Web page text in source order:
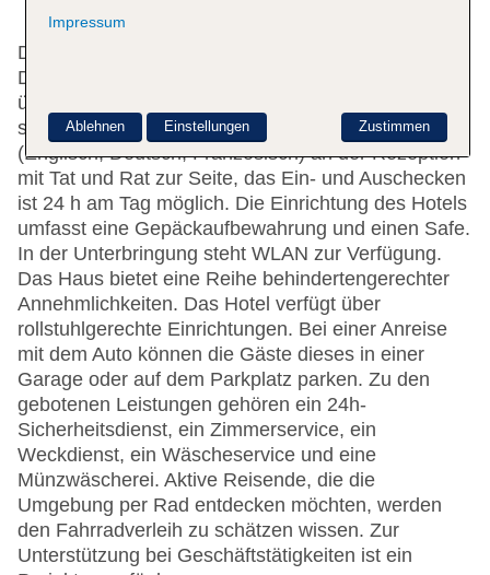
Die 14 Suiten, die 37 Einzel- und die 38
Doppelzimmer verteilen sich auf 6 Etagen und sind
über einen Aufzug erreichbar. Rund um die Uhr
steht den Gästen mehrsprachiges Personal
(Englisch, Deutsch, Französisch) an der Rezeption
mit Tat und Rat zur Seite, das Ein- und Auschecken
ist 24 h am Tag möglich. Die Einrichtung des Hotels
umfasst eine Gepäckaufbewahrung und einen Safe.
In der Unterbringung steht WLAN zur Verfügung.
Das Haus bietet eine Reihe behindertengerechter
Annehmlichkeiten. Das Hotel verfügt über
rollstuhlgerechte Einrichtungen. Bei einer Anreise
mit dem Auto können die Gäste dieses in einer
Garage oder auf dem Parkplatz parken. Zu den
gebotenen Leistungen gehören ein 24h-
Sicherheitsdienst, ein Zimmerservice, ein
Weckdienst, ein Wäscheservice und eine
Münzwäscherei. Aktive Reisende, die die
Umgebung per Rad entdecken möchten, werden
den Fahrradverleih zu schätzen wissen. Zur
Unterstützung bei Geschäftstätigkeiten ist ein
Impressum
Zustimmen
Ablehnen Einstellungen